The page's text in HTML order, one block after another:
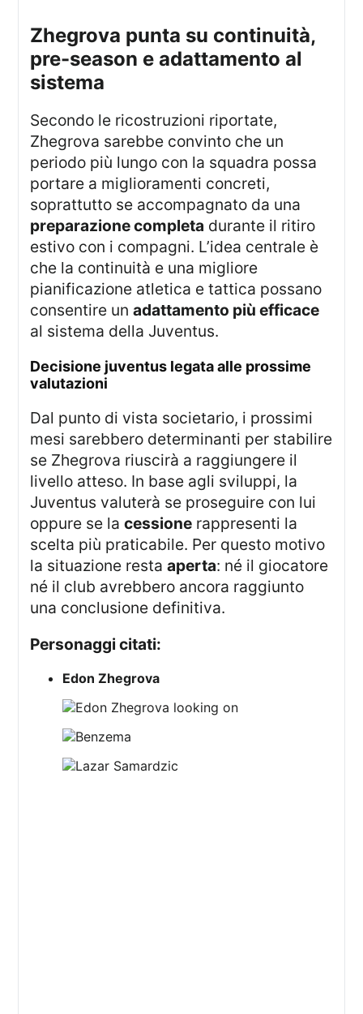
zhegrova punta su continuità,
pre-season e adattamento al
sistema
Secondo le ricostruzioni riportate,
Zhegrova sarebbe convinto che un
periodo più lungo con la squadra possa
portare a miglioramenti concreti,
soprattutto se accompagnato da una
preparazione completa durante il ritiro
estivo con i compagni. L’idea centrale è
che la continuità e una migliore
pianificazione atletica e tattica possano
consentire unadattamento più efficace
al sistema della Juventus.
decisione juventus legata alle prossime
valutazioni
Dal punto di vista societario, i prossimi
mesi sarebbero determinanti per stabilire
se Zhegrova riuscirà a raggiungere il
livello atteso. In base agli sviluppi, la
Juventus valuterà se proseguire con lui
oppure se lacessione rappresenti la
scelta più praticabile. Per questo motivo
la situazione restaaperta: né il giocatore
né il club avrebbero ancora raggiunto
una conclusione definitiva.
Personaggi citati:
Edon Zhegrova